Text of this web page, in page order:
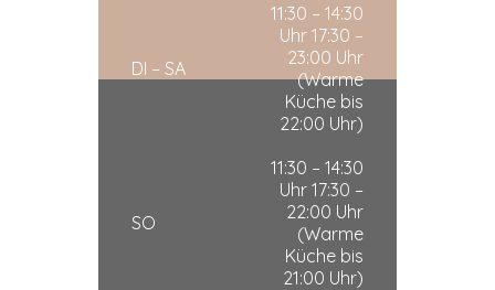
DI – SA
11:30 – 14:30
Uhr 17:30 –
23:00 Uhr
(Warme
Küche bis
22:00 Uhr)
SO
11:30 – 14:30
Uhr 17:30 –
22:00 Uhr
(Warme
Küche bis
21:00 Uhr)